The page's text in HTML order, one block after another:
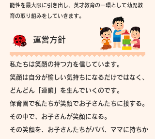
能性を最大限に引き出し、 英才教育の一環として幼児教
育の取り組みをしていきます。
運営方針
私たちは笑顔の持つ力を信じています。
笑顔は自分が愉しい気持ちになるだけではなく、
どんどん「連鎖」を生んでいくのです。
保育園で私たちが笑顔でお子さんたちに接する。
その中で、お子さんが笑顔になる。
その笑顔を、お子さんたちがパパ、ママに持ちか